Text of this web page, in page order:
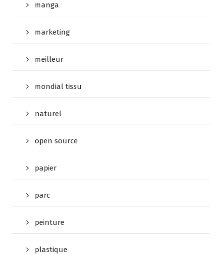
manga
marketing
meilleur
mondial tissu
naturel
open source
papier
parc
peinture
plastique